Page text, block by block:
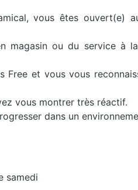
vous êtes ouvert(e)
magasin ou du service à
Free et vous vous
vous montrer très réactif.
dans un
samedi